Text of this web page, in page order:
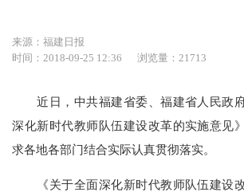
来源：福建日报
时间：2018-09-25 12:36
浏览量：21713
近日，中共福建省委、福建省人民政
深化新时代教师队伍建设改革的实施意见
求各地各部门结合实际认真贯彻落实。
《关于全面深化新时代教师队伍建设